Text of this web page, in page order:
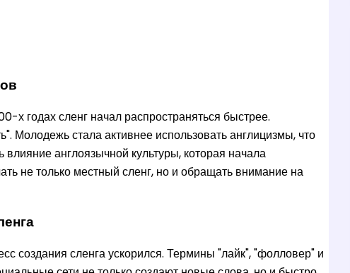
х годах сленг начал распространяться быстрее.
Молодежь стала активнее использовать англицизмы, что
англоязычной культуры, которая начала
не только местный сленг, но и обращать внимание на
создания сленга ускорился. Термины "лайк", "фолловер" и